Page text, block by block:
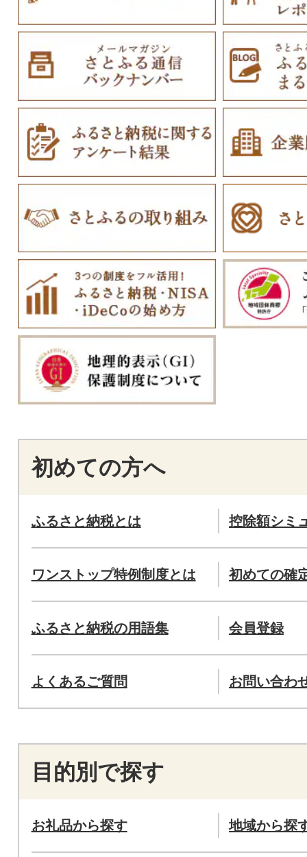
初めての方へ
ふるさと納税とは 控除額シミ
ワンストップ特例制度とは 初めての確
ふるさと納税の用語集 会員登録
よくあるご質問 お問い合わ
目的別で探す
お礼品から探す 地域から探